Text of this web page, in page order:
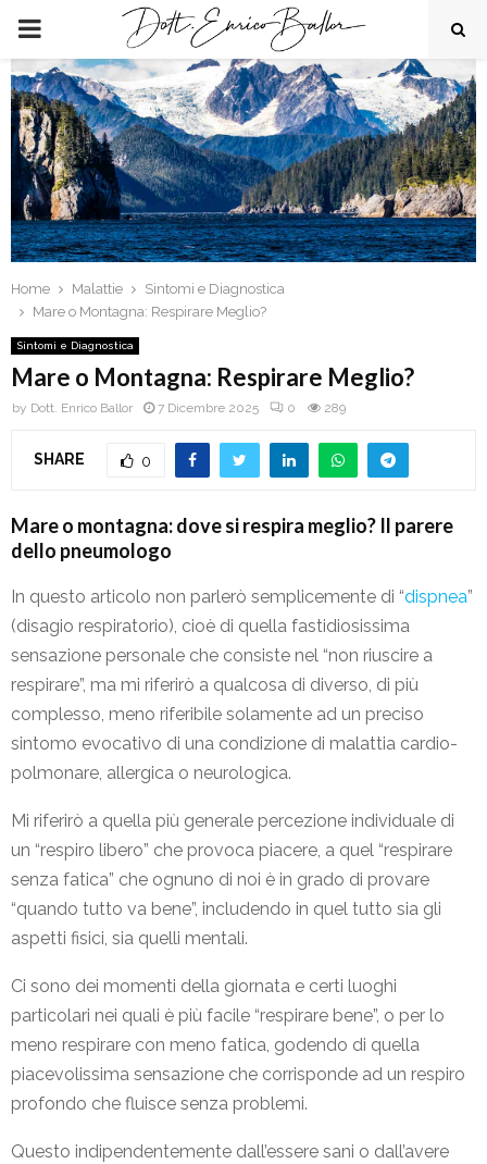
PRIMARY
MENU
Home Malattie
Sintomi e Diagnostica
Mare o Montagna: Respirare Meglio?
Sintomi e Diagnostica
Mare o Montagna: Respirare Meglio?
by Dott. Enrico Ballor 7 Dicembre 2025 0 289
SHARE 0
Mare o montagna: dove si respira meglio? Il parere
dello pneumologo
In questo articolo non parlerò semplicemente di “dispnea”
(disagio respiratorio), cioè di quella fastidiosissima
sensazione personale che consiste nel “non riuscire a
respirare”, ma mi riferirò a qualcosa di diverso, di più
complesso, meno riferibile solamente ad un preciso
sintomo evocativo di una condizione di malattia cardio-
polmonare, allergica o neurologica.
Mi riferirò a quella più generale percezione individuale di
un “respiro libero” che provoca piacere, a quel “respirare
senza fatica” che ognuno di noi è in grado di provare
“quando tutto va bene”, includendo in quel tutto sia gli
aspetti fisici, sia quelli mentali.
Ci sono dei momenti della giornata e certi luoghi
particolari nei quali è più facile “respirare bene”, o per lo
meno respirare con meno fatica, godendo di quella
piacevolissima sensazione che corrisponde ad un respiro
profondo che fluisce senza problemi.
Questo indipendentemente dall’essere sani o dall’avere